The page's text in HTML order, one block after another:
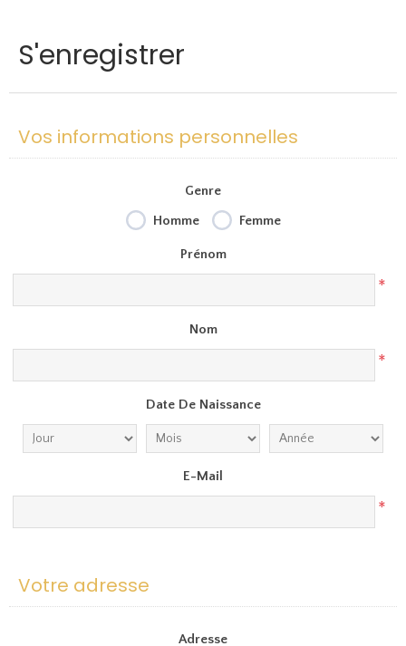
S'enregistrer
Vos informations personnelles
Genre
Homme
Femme
Prénom
*
Nom
*
Date De Naissance
E-Mail
*
Votre adresse
Adresse